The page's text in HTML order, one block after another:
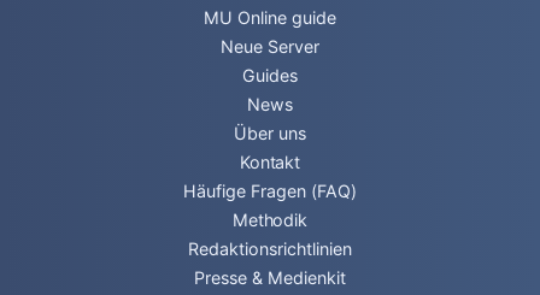
MU Online guide
Neue Server
Guides
News
Über uns
Kontakt
Häufige Fragen (FAQ)
Methodik
Redaktionsrichtlinien
Presse & Medienkit